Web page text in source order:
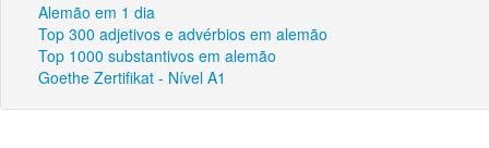
Alemão em 1 dia
Top 300 adjetivos e advérbios em alemão
Top 1000 substantivos em alemão
Goethe Zertifikat - Nível A1